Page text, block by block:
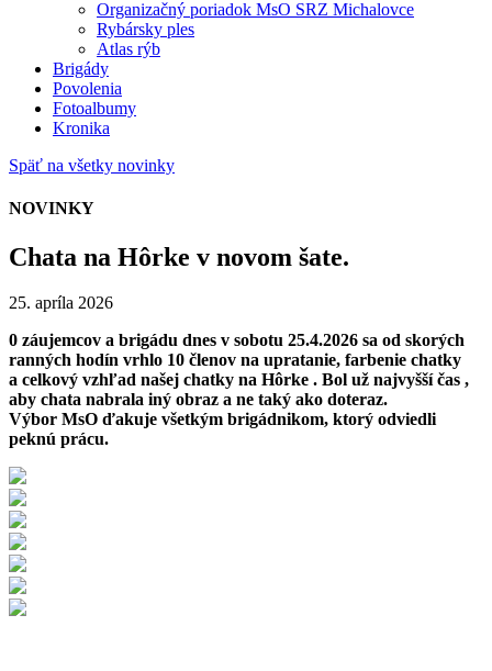
Organizačný poriadok MsO SRZ Michalovce
Rybársky ples
Atlas rýb
Brigády
Povolenia
Fotoalbumy
Kronika
Späť na všetky novinky
NOVINKY
Chata na Hôrke v novom šate.
25. apríla 2026
0 záujemcov a brigádu dnes v sobotu 25.4.2026 sa od skorých
ranných hodín vrhlo 10 členov na upratanie, farbenie chatky
a celkový vzhľad našej chatky na Hôrke . Bol už najvyšší čas ,
aby chata nabrala iný obraz a ne taký ako doteraz.
Výbor MsO ďakuje všetkým brigádnikom, ktorý odviedli
peknú prácu.